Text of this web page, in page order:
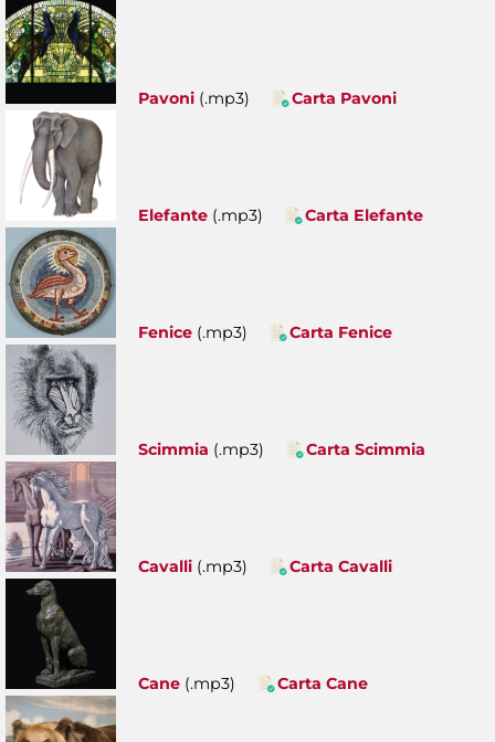
Pavoni (.mp3) Carta Pavoni
Elefante (.mp3) Carta Elefante
Fenice (.mp3) Carta Fenice
Scimmia (.mp3) Carta Scimmia
Cavalli (.mp3) Carta Cavalli
Cane (.mp3) Carta Cane